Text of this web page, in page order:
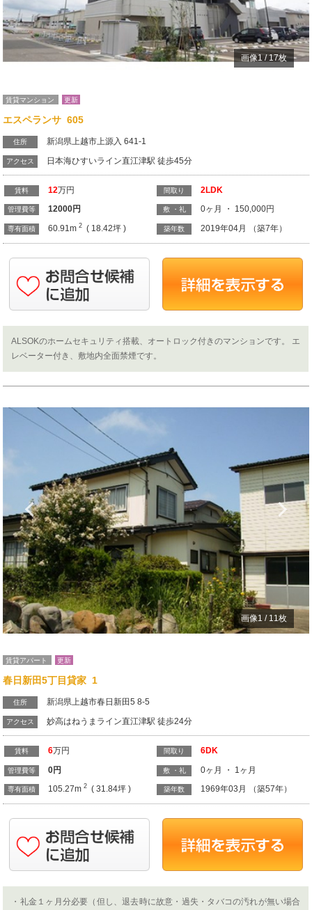
画像1/17枚
賃貸マンション 更新
エスペランサ 605
住所 新潟県上越市上源入 641-1
アクセス 日本海ひすいライン直江津駅 徒歩45分
賃料 12万円
管理費等 12000円
専有面積 60.91m 2( 18.42坪 )
間取り 2LDK
敷 ・礼 0ヶ月 ・ 150,000円
築年数 2019年04月 （築7年）
ALSOKのホームセキュリティ搭載、オートロック付きのマンションです。 エ
レベーター付き、敷地内全面禁煙です。
Previous
画像1 / 11枚
賃貸アパート 更新
春日新田5丁目貸家 1
住所 新潟県上越市春日新田5 8-5
アクセス 妙高はねうまライン直江津駅 徒歩24分
賃料 6万円
管理費等 0円
専有面積 105.27m 2( 31.84坪 )
間取り 6DK
敷 ・礼 0ヶ月 ・ 1ヶ月
築年数 1969年03月 （築57年）
・礼金１ヶ月分必要（但し、退去時に故意・過失・タバコの汚れが無い場合